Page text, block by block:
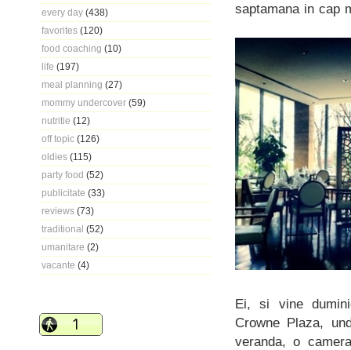
every day (438)
favorites (120)
food coaching (10)
life (197)
meal planning (27)
mommy undercover (59)
nutritie (12)
off topic (126)
oldies (115)
party food (52)
publicitate (33)
reviews (73)
traditional (52)
umanitare (2)
vacante (4)
saptamana in cap
Ei, si vine
Crowne Plaza,
veranda, o